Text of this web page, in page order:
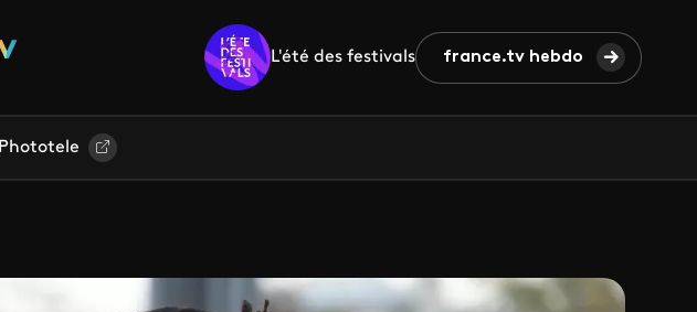
L'été des festivals france.tv hebdo
Phototele